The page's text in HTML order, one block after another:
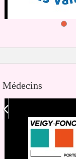
Médecins